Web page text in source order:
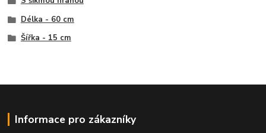
Délka - 60 cm
Šířka - 15 cm
Informace pro zákazníky